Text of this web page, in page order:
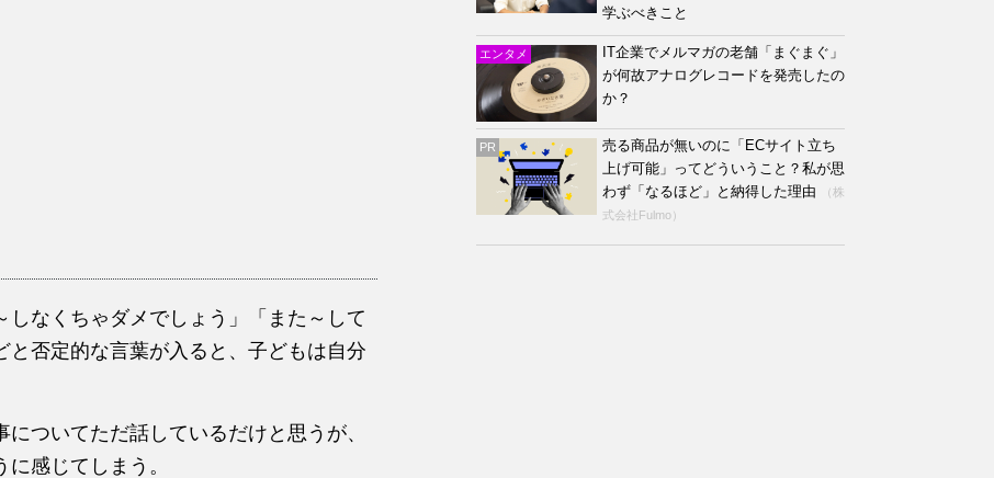
なくちゃダメでしょう」「また～して
否定的な言葉が入ると、子どもは自分
ついてただ話しているだけと思うが、
感じてしまう。
学ぶべきこと
エンタメ
IT企業でメルマガの老舗「まぐまぐ」
が何故アナログレコードを発売したの
か？
PR
売る商品が無いのに「ECサイト立ち
上げ可能」ってどういうこと？私が思
わず「なるほど」と納得した理由
（株
式会社Fulmo）